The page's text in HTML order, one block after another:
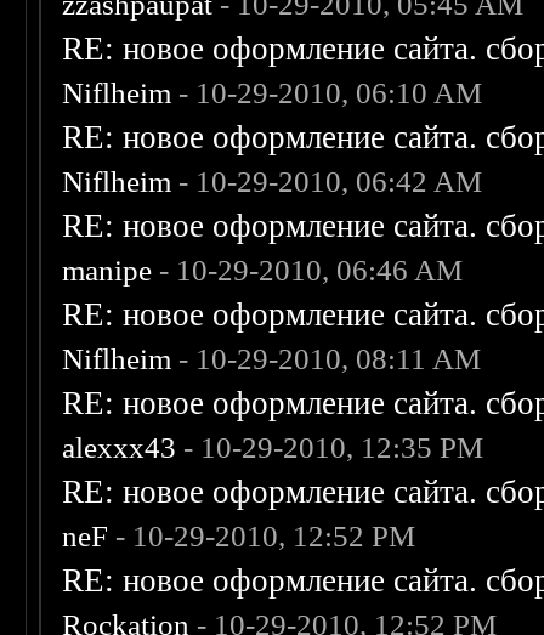
RE: новое оформление сайта.
Niflheim - 10-29-2010, 06:10 AM
RE: новое оформление сайта.
Niflheim - 10-29-2010, 06:42 AM
RE: новое оформление сайта.
manipe - 10-29-2010, 06:46 AM
RE: новое оформление сайта.
Niflheim - 10-29-2010, 08:11 AM
RE: новое оформление сайта.
alexxx43 - 10-29-2010, 12:35 PM
RE: новое оформление сайта.
neF - 10-29-2010, 12:52 PM
RE: новое оформление сайта.
Rockation - 10-29-2010, 12:52 PM